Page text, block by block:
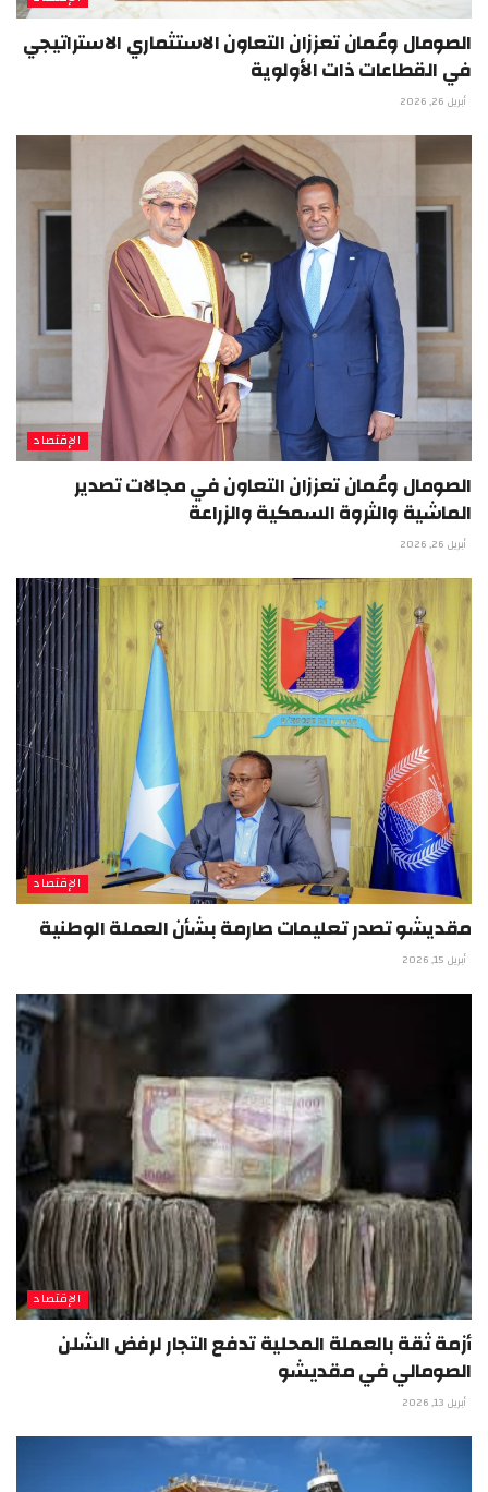
الصومال وعُمان تعززان التعاون الاستثماري الاستراتيجي
في القطاعات ذات الأولوية
أبريل 26, 2026
الإقتصاد
الصومال وعُمان تعززان التعاون في مجالات تصدير
الماشية والثروة السمكية والزراعة
أبريل 26, 2026
الإقتصاد
مقديشو تصدر تعليمات صارمة بشأن العملة الوطنية
أبريل 15, 2026
الإقتصاد
أزمة ثقة بالعملة المحلية تدفع التجار لرفض الشلن
الصومالي في مقديشو
أبريل 13, 2026